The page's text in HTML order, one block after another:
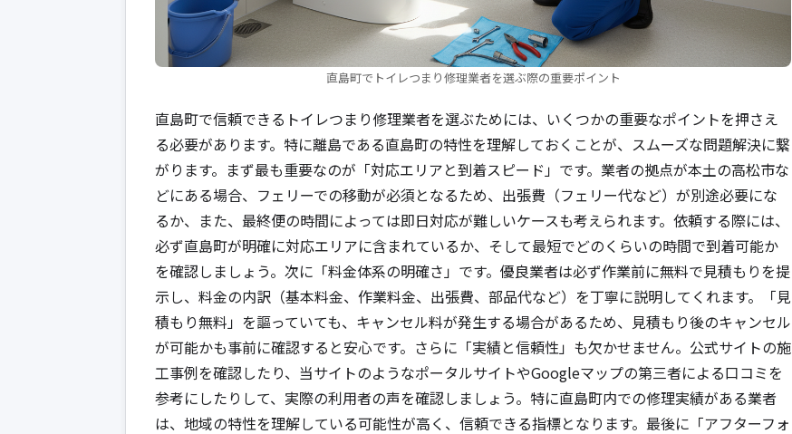
直島町でトイレつまり修理業者を選ぶ際の重要ポイント
直島町で信頼できるトイレつまり修理業者を選ぶためには、いくつかの重要なポイントを押さえ
る必要があります。特に離島である直島町の特性を理解しておくことが、スムーズな問題解決に繋
がります。まず最も重要なのが「対応エリアと到着スピード」です。業者の拠点が本土の高松市な
どにある場合、フェリーでの移動が必須となるため、出張費（フェリー代など）が別途必要にな
るか、また、最終便の時間によっては即日対応が難しいケースも考えられます。依頼する際には、
必ず直島町が明確に対応エリアに含まれているか、そして最短でどのくらいの時間で到着可能か
を確認しましょう。次に「料金体系の明確さ」です。優良業者は必ず作業前に無料で見積もりを提
示し、料金の内訳（基本料金、作業料金、出張費、部品代など）を丁寧に説明してくれます。「見
積もり無料」を謳っていても、キャンセル料が発生する場合があるため、見積もり後のキャンセル
が可能かも事前に確認すると安心です。さらに「実績と信頼性」も欠かせません。公式サイトの施
工事例を確認したり、当サイトのようなポータルサイトやGoogleマップの第三者による口コミを
参考にしたりして、実際の利用者の声を確認しましょう。特に直島町内での修理実績がある業者
は、地域の特性を理解している可能性が高く、信頼できる指標となります。最後に「アフターフォ